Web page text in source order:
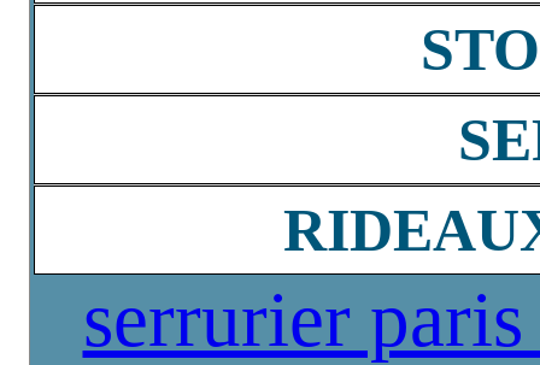
serrurier